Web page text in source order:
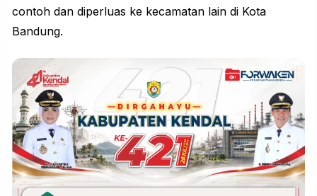
contoh dan diperluas ke kecamatan lain di Kota
Bandung.